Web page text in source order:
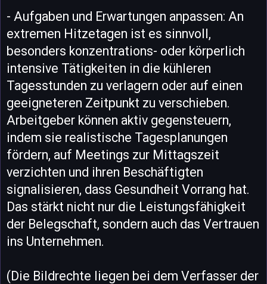
- Aufgaben und Erwartungen anpassen: An
extremen Hitzetagen ist es sinnvoll,
besonders konzentrations- oder körperlich
intensive Tätigkeiten in die kühleren
Tagesstunden zu verlagern oder auf einen
geeigneteren Zeitpunkt zu verschieben.
Arbeitgeber können aktiv gegensteuern,
indem sie realistische Tagesplanungen
fördern, auf Meetings zur Mittagszeit
verzichten und ihren Beschäftigten
signalisieren, dass Gesundheit Vorrang hat.
Das stärkt nicht nur die Leistungsfähigkeit
der Belegschaft, sondern auch das Vertrauen
ins Unternehmen.
(Die Bildrechte liegen bei dem Verfasser der